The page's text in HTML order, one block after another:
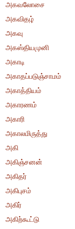
அகவலோசை
அகவிதழ்
அகவு
அகஸ்தியமுனி
அகாடி
அகாதப்படுஞ்சாமம்
அகாத்தியம்
அகாரணம்
அகாரி
அகாலமிருத்து
அகி
அகிஞ்சனன்
அகிதர்
அகிபுசம்
அகிர்
அகிற்கூட்டு